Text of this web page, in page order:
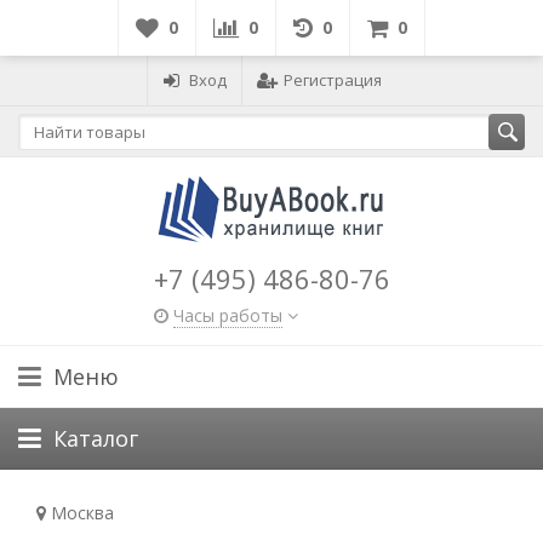
0 0 0 0
Вход Регистрация
+7 (495) 486-80-76
Часы работы
Меню
Каталог
Москва